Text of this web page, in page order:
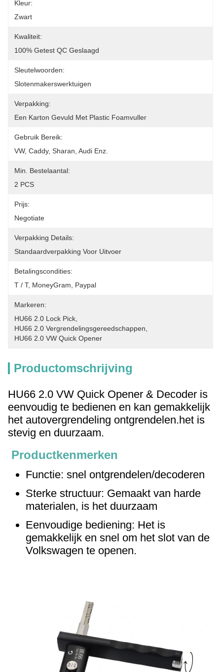
Kleur:
Zwart
Kwaliteit:
100% Getest QC Geslaagd
Sleutelwoorden:
Slotenmakerswerktuigen
Verpakking:
Een Karton Gevuld Met Plastic Foamvuller
Gebruik Bereik:
VW, Caddy, Sharan, Audi Enz.
Min. Bestelaantal:
2 PCS
Prijs:
Negotiate
Verpakking Details:
Standaardverpakking Voor Uitvoer
Betalingscondities:
T / T, MoneyGram, Paypal
Markeren:
HU66 2.0 Lock Pick
HU66 2.0 Vergrendelingsgereedschappen
HU66 2.0 VW Quick Opener
Productomschrijving
HU66 2.0 VW Quick Opener & Decoder is
eenvoudig te bedienen en kan gemakkelijk
het autovergrendeling ontgrendelen.het is
stevig en duurzaam.
Productkenmerken
Functie: snel ontgrendelen/decoderen
Sterke structuur: Gemaakt van harde
materialen, is het duurzaam
Eenvoudige bediening: Het is
gemakkelijk en snel om het slot van de
Volkswagen te openen.